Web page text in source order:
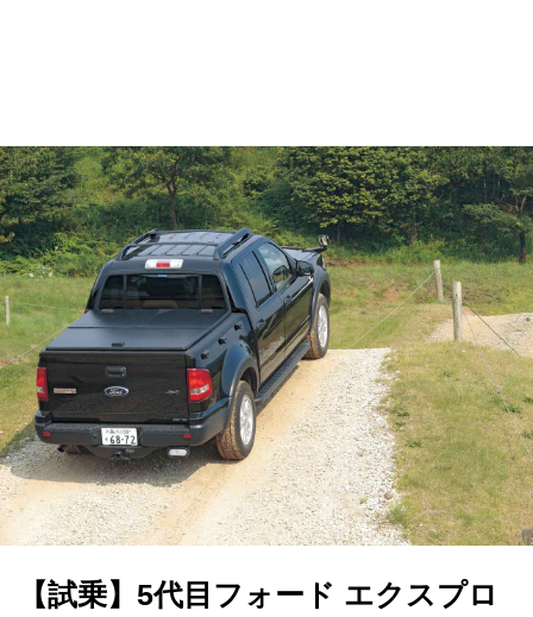
【試乗】5代目フォード エクスプロ